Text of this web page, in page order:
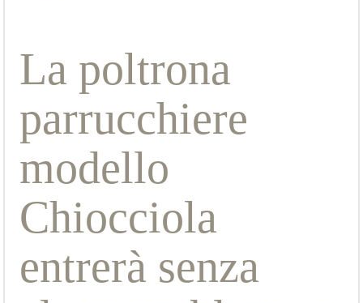
La poltrona
parrucchiere
modello
Chiocciola
entrerà senza